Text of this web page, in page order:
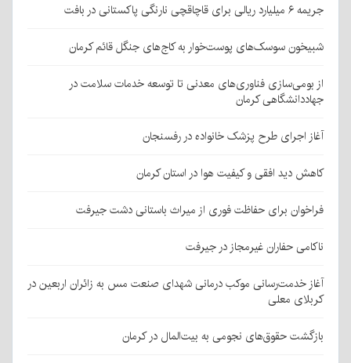
جریمه ۶ میلیارد ریالی برای قاچاقچی نارنگی پاکستانی در بافت
شبیخون سوسک‌های پوست‌خوار به کاج‌های جنگل قائم کرمان
از بومی‌سازی فناوری‌های معدنی تا توسعه خدمات سلامت در
جهاددانشگاهی کرمان
آغاز اجرای طرح پزشک خانواده در رفسنجان
کاهش دید افقی و کیفیت هوا در استان کرمان
فراخوان برای حفاظت فوری از میراث باستانی دشت جیرفت
ناکامی حفاران غیرمجاز در جیرفت
آغاز خدمت‌رسانی موکب درمانی شهدای صنعت مس به زائران اربعین در
کربلای معلی
بازگشت حقوق‌های نجومی به بیت‌المال در کرمان